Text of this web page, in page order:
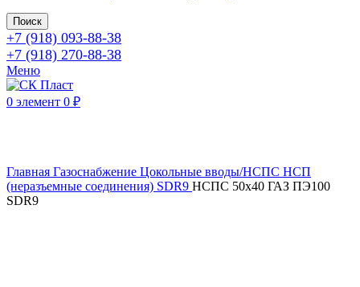
Поиск
+7 (918) 093-88-38
+7 (918) 270-88-38
Меню
0 элемент 0 ₽
Главная Газоснабжение Цокольные вводы/НСПС НСП
(неразъемные соединения) SDR9 НСПС 50х40 ГАЗ ПЭ100
SDR9